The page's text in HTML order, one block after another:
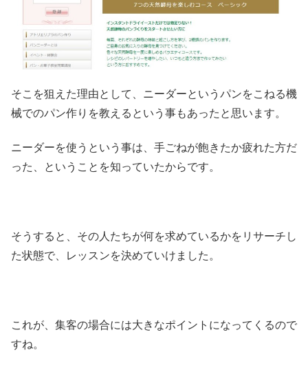
そこを狙えた理由として、ニーダーというパンをこねる機
械でのパン作りを教えるという事もあったと思います。
ニーダーを使うという事は、手ごねが飽きたか疲れた方だ
った、ということを知っていたからです。
そうすると、その人たちが何を求めているかをリサーチし
た状態で、レッスンを決めていけました。
これが、集客の場合には大きなポイントになってくるので
すね。